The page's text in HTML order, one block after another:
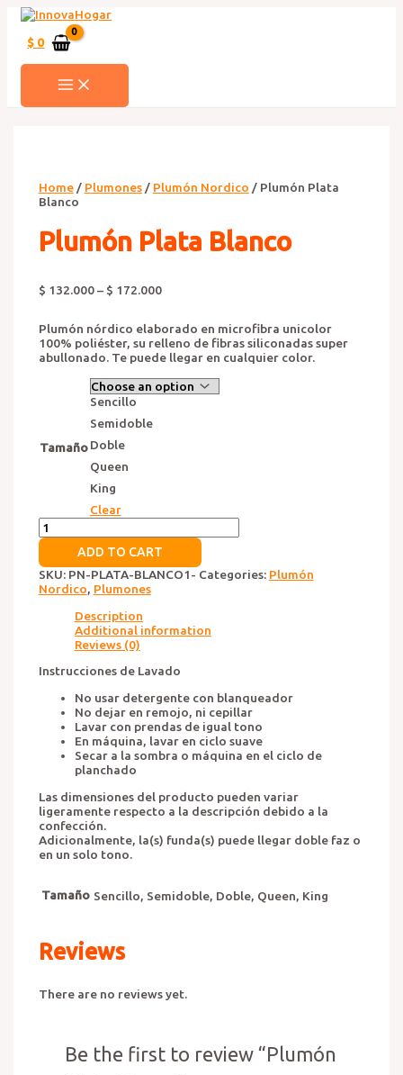
contenido
$ 0
MAIN
MENU
Home/ Plumones/ Plumón Nordico / Plumón Plata
Blanco
Plumón Plata Blanco
$ 132.000– $ 172.000
Plumón nórdico elaborado en microfibra unicolor
100% poliéster, su relleno de fibras siliconadas super
abullonado. Te puede llegar en cualquier color.
Tamaño
Sencillo
Semidoble
Doble
Queen
King
Clear
Plumón
Plata
Blanco
quantity
ADD TO CART
SKU: PN-PLATA-BLANCO1- Categories: Plumón
Nordico, Plumones
Description
Additional information
Reviews (0)
Instrucciones de Lavado
No usar detergente con blanqueador
No dejar en remojo, ni cepillar
Lavar con prendas de igual tono
En máquina, lavar en ciclo suave
Secar a la sombra o máquina en el ciclo de
planchado
Las dimensiones del producto pueden variar
ligeramente respecto a la descripción debido a la
confección.
Adicionalmente, la(s) funda(s) puede llegar doble faz o
en un solo tono.
Tamaño Sencillo, Semidoble, Doble, Queen, King
Reviews
There are no reviews yet.
Be the first to review “Plumón